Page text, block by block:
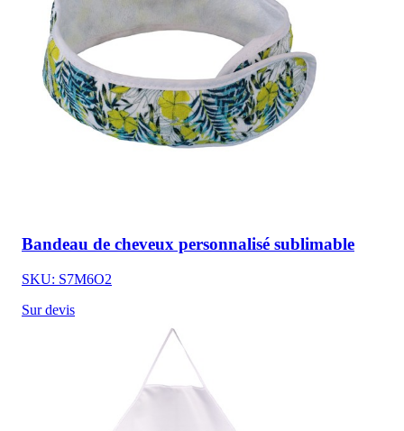
Bandeau de cheveux personnalisé sublimable
SKU: S7M6O2
Sur devis